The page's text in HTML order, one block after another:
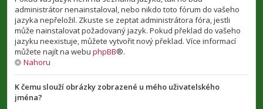
administrátor nenainstaloval, nebo nikdo toto fórum do vašeho
jazyka nepřeložil. Zkuste se zeptat administrátora fóra, jestli
může nainstalovat požadovaný jazyk. Pokud překlad do vašeho
jazyku neexistuje, můžete vytvořit nový překlad. Více informací
můžete najít na webu phpBB®.
Nahoru
K čemu slouží obrázky zobrazené u mého uživatelského
jména?